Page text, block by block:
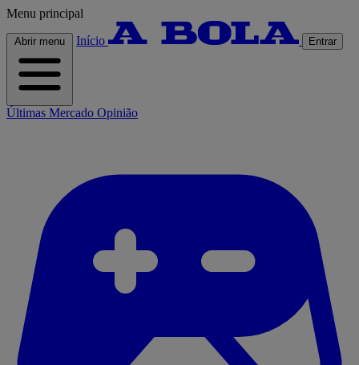
Menu principal
Abrir menu Início Entrar
Últimas Mercado Opinião